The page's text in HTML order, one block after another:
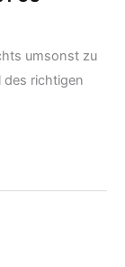
umsonst zu
des richtigen